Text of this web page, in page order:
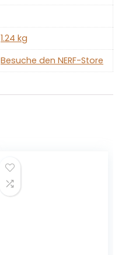
‎1.24 kg
Besuche den NERF-Store